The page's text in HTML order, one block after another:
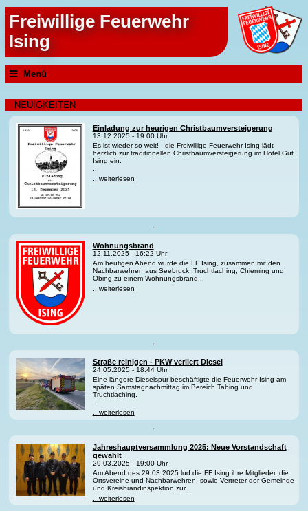
Freiwillige Feuerwehr
Ising
Menü
NEUIGKEITEN
Einladung zur heurigen Christbaumversteigerung
13.12.2025 - 19:00 Uhr
Es ist wieder so weit! - die Freiwillige Feuerwehr Ising lädt
herzlich zur traditionellen Christbaumversteigerung im Hotel Gut
Ising ein.
...weiterlesen
Wohnungsbrand
12.11.2025 - 16:22 Uhr
Am heutigen Abend wurde die FF Ising, zusammen mit den
Nachbarwehren aus Seebruck, Truchtlaching, Chieming und
Obing zu einem Wohnungsbrand...
...weiterlesen
Straße reinigen - PKW verliert Diesel
24.05.2025 - 18:44 Uhr
Eine längere Dieselspur beschäftigte die Feuerwehr Ising am
späten Samstagnachmittag im Bereich Tabing und
Truchtlaching.
...
...weiterlesen
Jahreshauptversammlung 2025: Neue Vorstandschaft
gewählt
29.03.2025 - 19:00 Uhr
Am Abend des 29.03.2025 lud die FF Ising ihre Mitglieder, die
Ortsvereine und Nachbarwehren, sowie Vertreter der Gemeinde
und Kreisbrandinspektion zur...
...weiterlesen